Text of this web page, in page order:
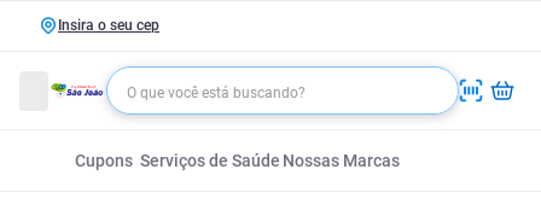
Insira o seu cep
Cupons Serviços de Saúde Nossas Marcas